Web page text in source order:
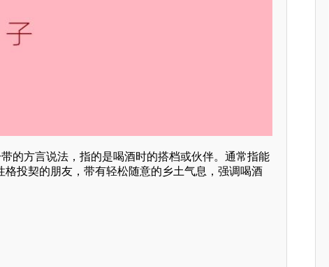
的方言说法，指的是喝酒时的搭档或伙伴。通常指能
格投契的朋友，带有轻松随意的乡土气息，强调喝酒